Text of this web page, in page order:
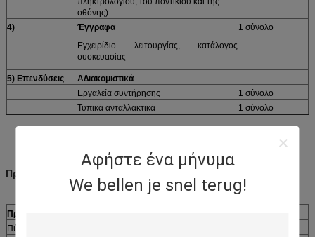
Αφήστε ένα μήνυμα
We bellen je snel terug!
οθόνης)
4)
Έγγραφα
Εγχειρίδιο λειτουργίας, κατάλογος
συσκευασίας
1 σύνολο
5) Επενδύσεις Α∆ιακομιστικά
Εργαλεία συντήρησης
1 σύνολο
Τυπικά ανταλλακτικά
1 σύνολο
Προδιαγραφές
Προδιαγραφές για τα χαστούκια
Πύργος (Pk)